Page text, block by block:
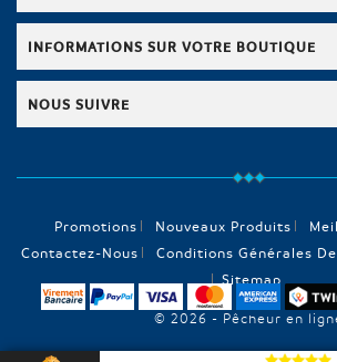
INFORMATIONS SUR VOTRE BOUTIQUE
NOUS SUIVRE
Promotions Nouveaux Produits
Contactez-Nous
Conditions Générales
Sitemap
© 2026 - Pêcheur en